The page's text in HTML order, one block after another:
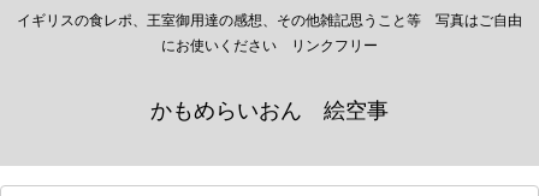
イギリスの食レポ、王室御用達の感想、その他雑記思うこと等 写真はご自由
にお使いください リンクフリー
かもめらいおん 絵空事